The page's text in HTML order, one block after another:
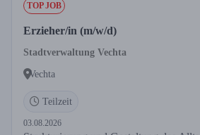
TOP JOB
Erzieher/in (m/w/d)
Stadtverwaltung Vechta
Vechta
Teilzeit
03.08.2026